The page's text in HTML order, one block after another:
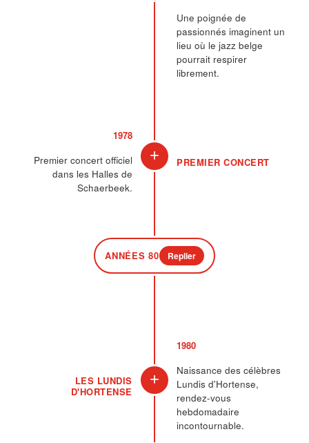
Une poignée de
passionnés imaginent un
lieu où le jazz belge
pourrait respirer
librement.
1978
Premier concert officiel
dans les Halles de
Schaerbeek.
+ PREMIER CONCERT
ANNÉES 80 Replier
LES LUNDIS
D'HORTENSE
+
1980
Naissance des célèbres
Lundis d'Hortense,
rendez-vous
hebdomadaire
incontournable.